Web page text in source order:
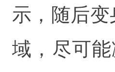
示，随后变
域，尽可